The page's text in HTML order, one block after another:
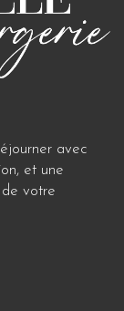
avec
et une
votre